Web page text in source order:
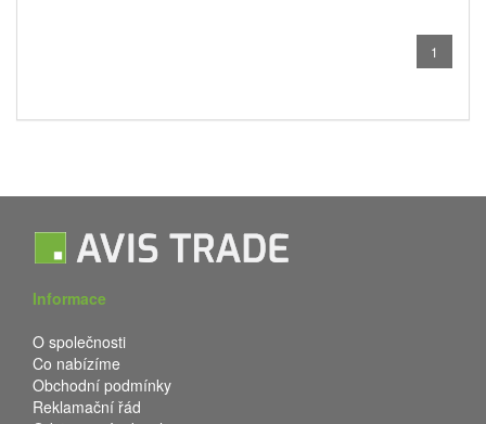
1
Informace
O společnosti
Co nabízíme
Obchodní podmínky
Reklamační řád